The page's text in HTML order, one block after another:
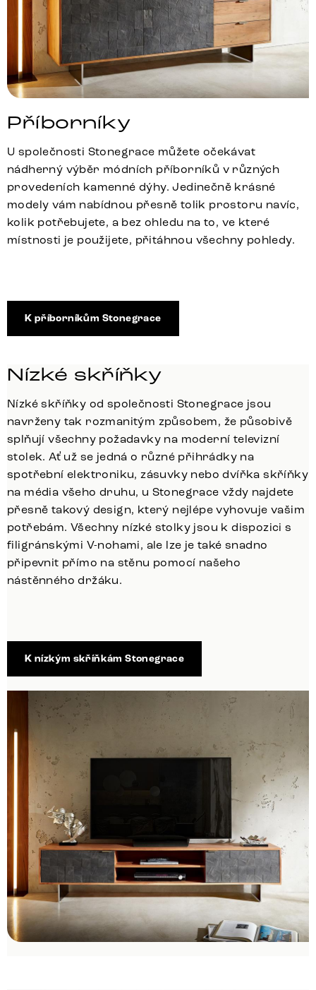
Příborníky
U společnosti Stonegrace můžete očekávat
nádherný výběr módních příborníků v různých
provedeních kamenné dýhy. Jedinečně krásné
modely vám nabídnou přesně tolik prostoru navíc,
kolik potřebujete, a bez ohledu na to, ve které
místnosti je použijete, přitáhnou všechny pohledy.
K příborníkům Stonegrace
Nízké skříňky
Nízké skříňky od společnosti Stonegrace jsou
navrženy tak rozmanitým způsobem, že působivě
splňují všechny požadavky na moderní televizní
stolek. Ať už se jedná o různé přihrádky na
spotřební elektroniku, zásuvky nebo dvířka skříňky
na média všeho druhu, u Stonegrace vždy najdete
přesně takový design, který nejlépe vyhovuje vašim
potřebám. Všechny nízké stolky jsou k dispozici s
filigránskými V-nohami, ale lze je také snadno
připevnit přímo na stěnu pomocí našeho
nástěnného držáku.
K nízkým skříňkám Stonegrace